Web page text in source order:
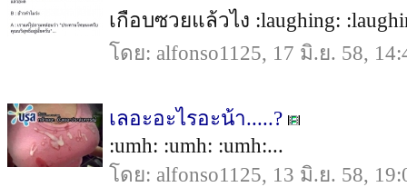
เกือบซวยแล้วไง :laughing:
โดย: alfonso1125, 17 มิ.ย. 58,
เลอะอะไรอะน้า.....?
:umh: :umh: :umh:...
โดย: alfonso1125, 13 มิ.ย. 58,